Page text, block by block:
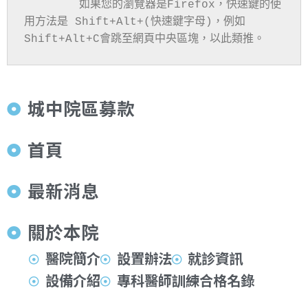
用方法是 Shift+Alt+(快速鍵字母)，例如
Shift+Alt+C會跳至網頁中央區塊，以此類推。
城中院區募款
首頁
最新消息
關於本院
醫院簡介 設置辦法
就診資訊
設備介紹
專科醫師訓練合格名錄